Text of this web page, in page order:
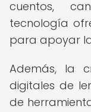
cuentos,
tecnología
para apoyar
Además, la
digitales de
de